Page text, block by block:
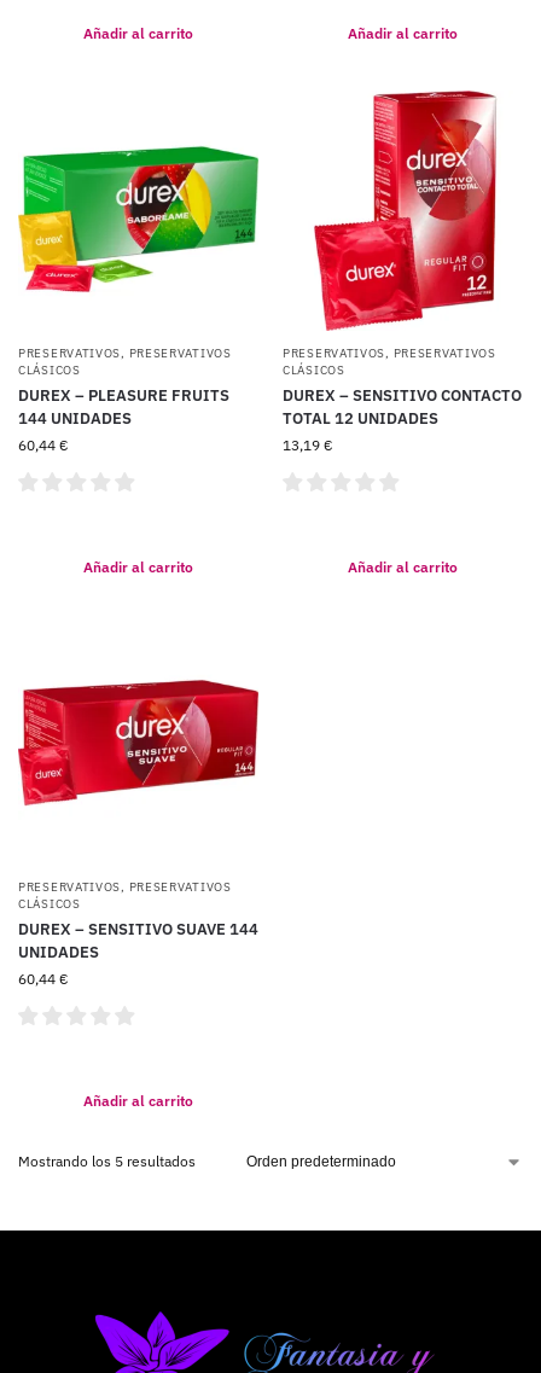
Añadir al carrito Añadir al carrito
PRESERVATIVOS, PRESERVATIVOS
CLÁSICOS
DUREX – PLEASURE FRUITS
144 UNIDADES
60,44 €
Añadir al carrito
PRESERVATIVOS, PRESERVATIVOS
CLÁSICOS
DUREX – SENSITIVO CONTACTO
TOTAL 12 UNIDADES
13,19 €
Añadir al carrito
PRESERVATIVOS, PRESERVATIVOS
CLÁSICOS
DUREX – SENSITIVO SUAVE 144
UNIDADES
60,44 €
Añadir al carrito
Mostrando los 5 resultados